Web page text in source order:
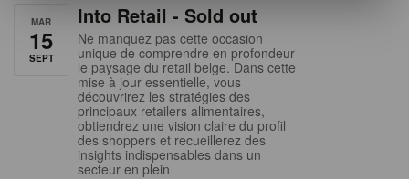
MAR
15
SEPT
Into Retail - Sold out
Ne manquez pas cette occasion
unique de comprendre en profondeur
le paysage du retail belge. Dans cette
mise à jour essentielle, vous
découvrirez les stratégies des
principaux retailers alimentaires,
obtiendrez une vision claire du profil
des shoppers et recueillerez des
insights indispensables dans un
secteur en plein